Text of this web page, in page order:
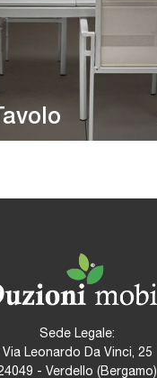
Sede Legale:
Via Leonardo Da Vinci, 25
- Verdello (Bergamo)